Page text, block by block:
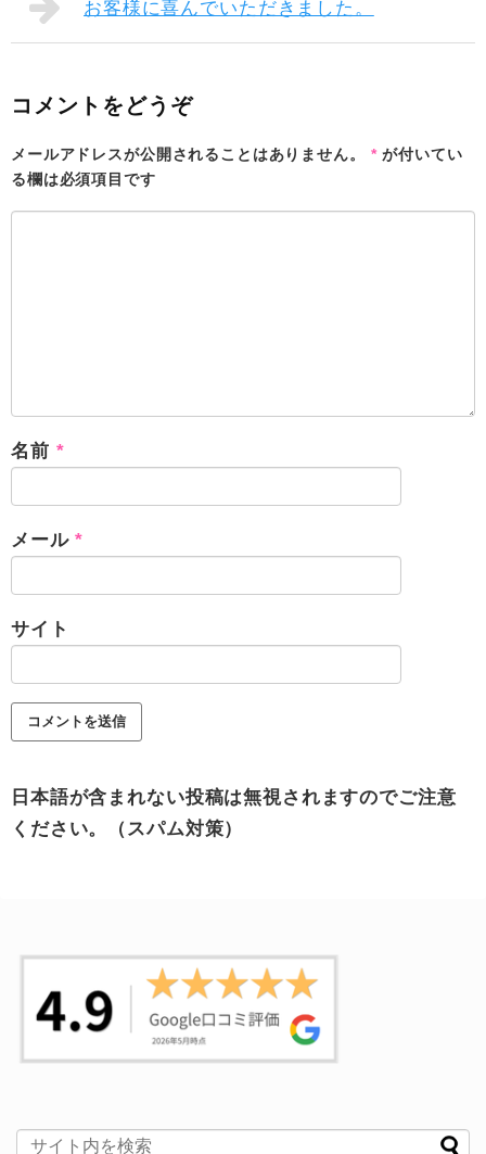
お客様に喜んでいただきました。
コメントをどうぞ
メールアドレスが公開されることはありません。 *が付いてい
る欄は必須項目です
名前 *
メール*
サイト
日本語が含まれない投稿は無視されますのでご注意
ください。（スパム対策）